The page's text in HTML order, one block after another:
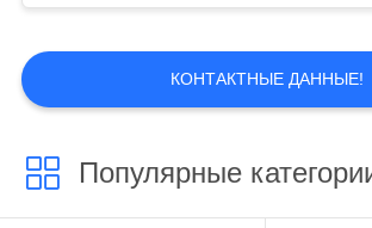
экран lcd для
КОНТАКТНЫЕ ДАННЫЕ!
Популярные